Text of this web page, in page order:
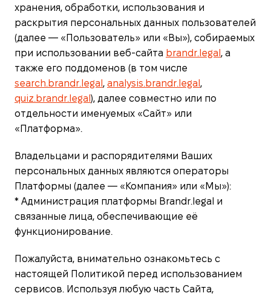
хранения, обработки, использования и
раскрытия персональных данных пользователей
(далее — «Пользователь» или «Вы»), собираемых
при использовании веб-сайта brandr.legal , а
также его поддоменов (в том числе
search.brandr.legal , analysis.brandr.legal ,
quiz.brandr.legal ), далее совместно или по
отдельности именуемых «Сайт» или
«Платформа».
Владельцами и распорядителями Ваших
персональных данных являются операторы
Платформы (далее — «Компания» или «Мы»):
* Администрация платформы Brandr.legal и
связанные лица, обеспечивающие её
функционирование.
Пожалуйста, внимательно ознакомьтесь с
настоящей Политикой перед использованием
сервисов. Используя любую часть Сайта,